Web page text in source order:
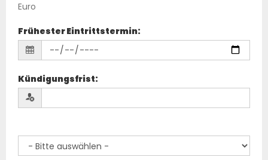
Euro
Frühester Eintrittstermin:
Kündigungsfrist: